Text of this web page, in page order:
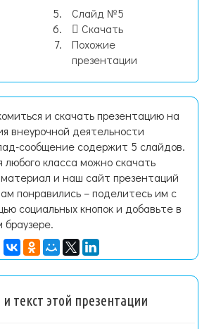
Слайд №5
Скачать
Похожие
презентации
и скачать презентацию на
внеурочной деятельности
сообщение содержит 5 слайдов.
класса можно скачать
и наш сайт презентаций
понравились – поделитесь им с
социальных кнопок и добавьте в
браузере.
текст этой презентации